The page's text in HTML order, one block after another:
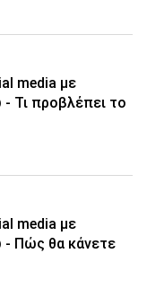
media με
Τι προβλέπει το
media με
- Πώς θα κάνετε